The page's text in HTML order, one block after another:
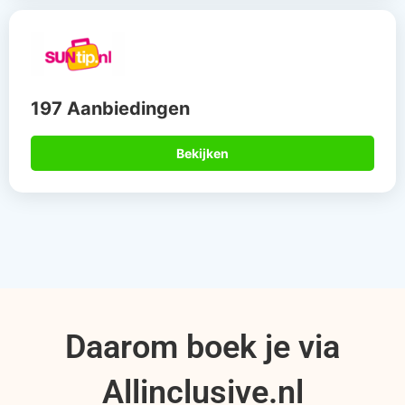
197 Aanbiedingen
Bekijken
Daarom boek je via
Allinclusive.nl